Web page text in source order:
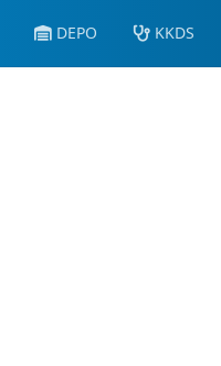
DEPO KKDS